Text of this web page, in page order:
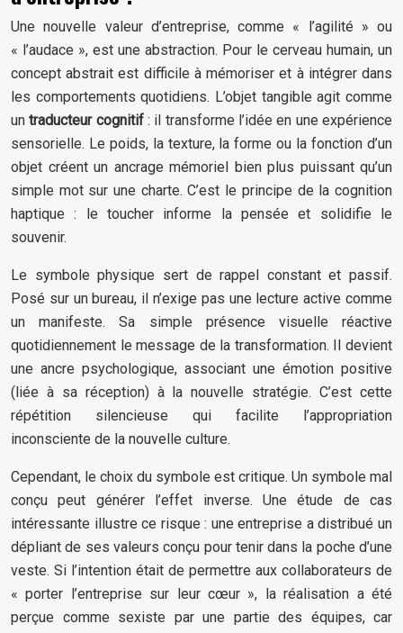
Une nouvelle valeur d’entreprise, comme « l’agilité » ou
« l’audace », est une abstraction. Pour le cerveau humain, un
concept abstrait est difficile à mémoriser et à intégrer dans
les comportements quotidiens. L’objet tangible agit comme
untraducteur cognitif: il transforme l’idée en une expérience
sensorielle. Le poids, la texture, la forme ou la fonction d’un
objet créent un ancrage mémoriel bien plus puissant qu’un
simple mot sur une charte. C’est le principe de la cognition
haptique : le toucher informe la pensée et solidifie le
souvenir.
Le symbole physique sert de rappel constant et passif.
Posé sur un bureau, il n’exige pas une lecture active comme
un manifeste. Sa simple présence visuelle réactive
quotidiennement le message de la transformation. Il devient
une ancre psychologique, associant une émotion positive
(liée à sa réception) à la nouvelle stratégie. C’est cette
répétition silencieuse qui facilite l’appropriation
inconsciente de la nouvelle culture.
Cependant, le choix du symbole est critique. Un symbole mal
conçu peut générer l’effet inverse. Une étude de cas
intéressante illustre ce risque : une entreprise a distribué un
dépliant de ses valeurs conçu pour tenir dans la poche d’une
veste. Si l’intention était de permettre aux collaborateurs de
« porter l’entreprise sur leur cœur », la réalisation a été
perçue comme sexiste par une partie des équipes, car